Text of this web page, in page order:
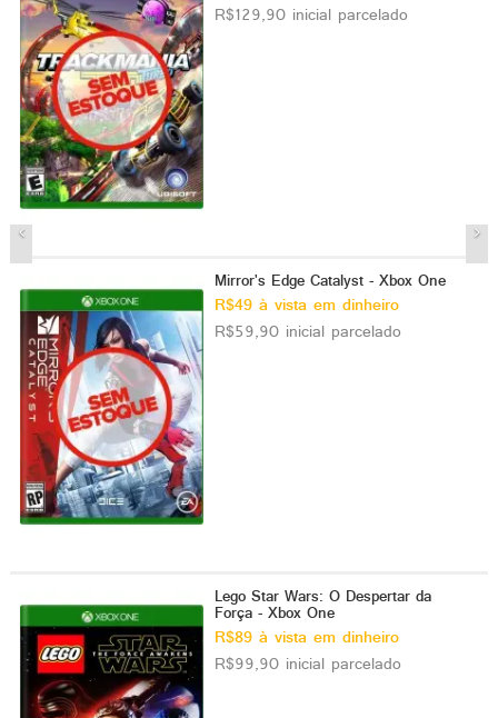
R$129,90 inicial parcelado
Mirror's Edge Catalyst - Xbox One
R$49 à vista em dinheiro
R$59,90 inicial parcelado
Lego Star Wars: O Despertar da
Força - Xbox One
R$89 à vista em dinheiro
R$99,90 inicial parcelado